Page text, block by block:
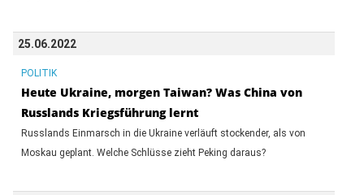
25.06.2022
POLITIK
Heute Ukraine, morgen Taiwan? Was China von
Russlands Kriegsführung lernt
Russlands Einmarsch in die Ukraine verläuft stockender, als von
Moskau geplant. Welche Schlüsse zieht Peking daraus?